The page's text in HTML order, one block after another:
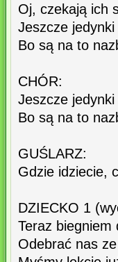
Oj, czekają ich
Jeszcze
Bo są na to
CHÓR:
Jeszcze
Bo są na to
GUŚLARZ:
Gdzie idziecie,
DZIECKO 1
Teraz biegniem
Odebrać nas